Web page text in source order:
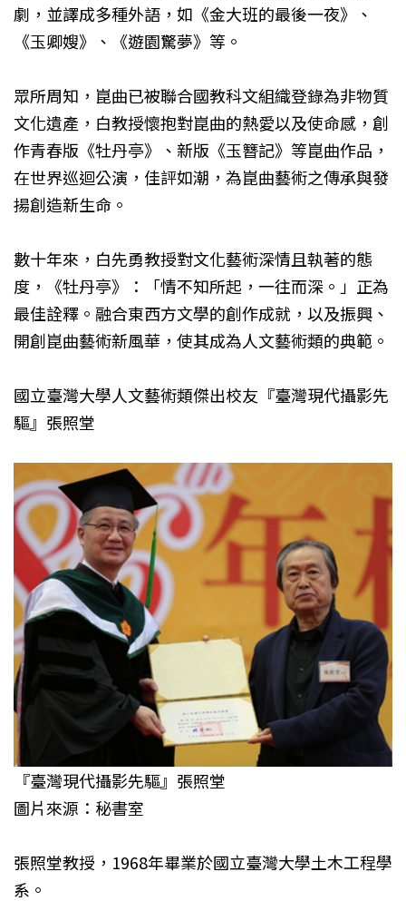
劇，並譯成多種外語，如《金大班的最後一夜》、
《玉卿嫂》、《遊園驚夢》等。
眾所周知，崑曲已被聯合國教科文組織登錄為非物質
文化遺產，白教授懷抱對崑曲的熱愛以及使命感，創
作青春版《牡丹亭》、新版《玉簪記》等崑曲作品，
在世界巡迴公演，佳評如潮，為崑曲藝術之傳承與發
揚創造新生命。
數十年來，白先勇教授對文化藝術深情且執著的態
度，《牡丹亭》：「情不知所起，一往而深。」正為
最佳詮釋。融合東西方文學的創作成就，以及振興、
開創崑曲藝術新風華，使其成為人文藝術類的典範。
國立臺灣大學人文藝術類傑出校友『臺灣現代攝影先
驅』張照堂
『臺灣現代攝影先驅』張照堂
圖片來源：秘書室
張照堂教授，1968年畢業於國立臺灣大學土木工程學
系。